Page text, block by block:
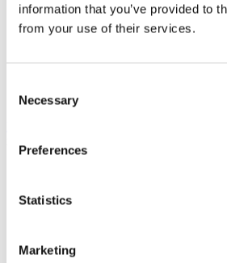
information that you’ve provided to
from your use of their services.
Selection
Necessary
Preferences
Statistics
Marketing
Siedziba firmy
Spółki handlowe
Login Sprzedawcy
Español
русский